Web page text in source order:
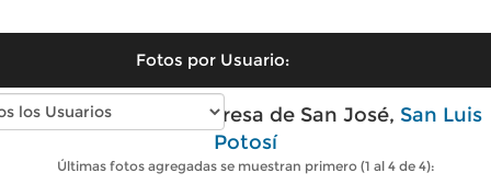
Fotos por Usuario:
Fotos modernas de Presa de San José, San Luis
Potosí
Últimas fotos agregadas se muestran primero (1 al 4 de 4):